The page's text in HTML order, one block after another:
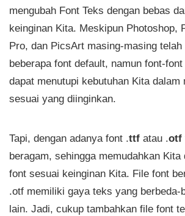
mengubah Font Teks dengan bebas
keinginan Kita. Meskipun Photoshop,
Pro, dan PicsArt masing-masing telah
beberapa font default, namun font-
dapat menutupi kebutuhan Kita dalam
sesuai yang diinginkan.
Tapi, dengan adanya font .ttf atau .otf
beragam, sehingga memudahkan Kita
font sesuai keinginan Kita. File font
.otf memiliki gaya teks yang berbeda-
lain. Jadi, cukup tambahkan file font